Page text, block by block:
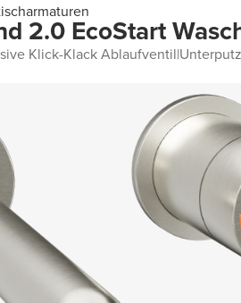
2.0 EcoStart
Klick-Klack Ablaufventil|Unterputz